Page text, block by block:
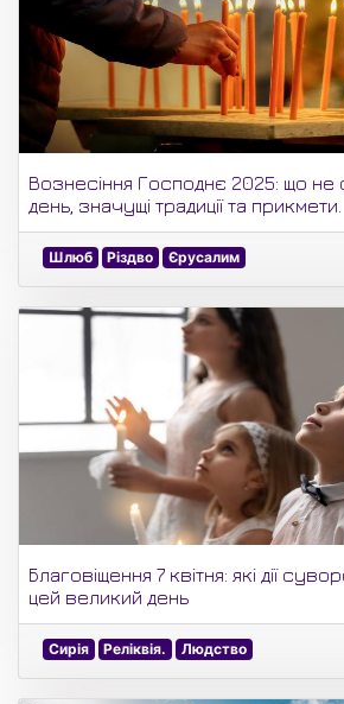
Вознесіння Господнє 2025: що не
день, значущі традиції та прикмети.
Шлюб Різдво Єрусалим
Благовіщення 7 квітня: які дії
цей великий день
Сирія Реліквія. Людство